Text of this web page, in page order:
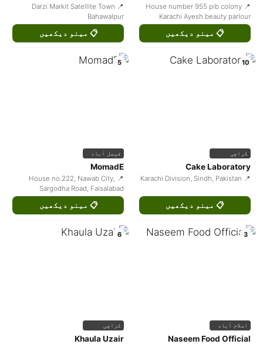
📍 House number 955 pib colony
Karachi Ayesh beauty parlour
📋 مینو دیکھیں
📍 Darzi Markit Satellite Town
Bahawalpur
📋 مینو دیکھیں
10
کراچی
Cake Laboratory
📍 Karachi Division, Sindh, Pakistan
📋 مینو دیکھیں
5
فیصل آباد
MomadE
📍 House no.222, Nawab City,
Sargodha Road, Faisalabad
📋 مینو دیکھیں
3
اسلام آباد
Naseem Food Official
6
کراچی
Khaula Uzair